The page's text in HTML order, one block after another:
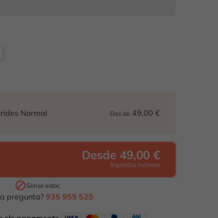
Normal Des de 49,00 €
Sense estoc
Desde 49,00 €
Impostos inclosos
pregunta? 935 955 525